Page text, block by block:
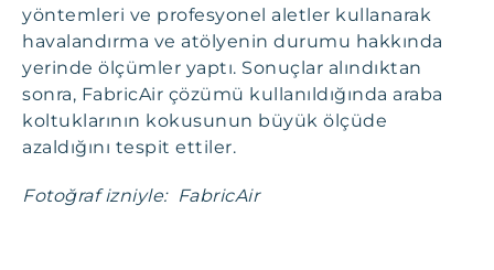
yöntemleri ve profesyonel aletler kullanarak
havalandırma ve atölyenin durumu hakkında
yerinde ölçümler yaptı. Sonuçlar alındıktan
sonra, FabricAir çözümü kullanıldığında araba
koltuklarının kokusunun büyük ölçüde
azaldığını tespit ettiler.
Fotoğraf izniyle: FabricAir